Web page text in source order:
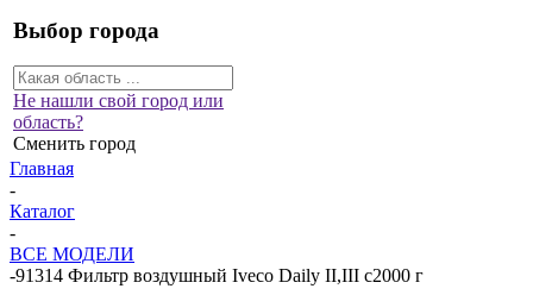
Выбор города
Не нашли свой город или
область?
Сменить город
Главная
-
Каталог
-
ВСЕ МОДЕЛИ
-91314 Фильтр воздушный Iveco Daily II,III с2000 г